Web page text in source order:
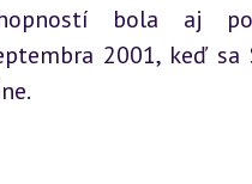
bola aj
2001, keď sa